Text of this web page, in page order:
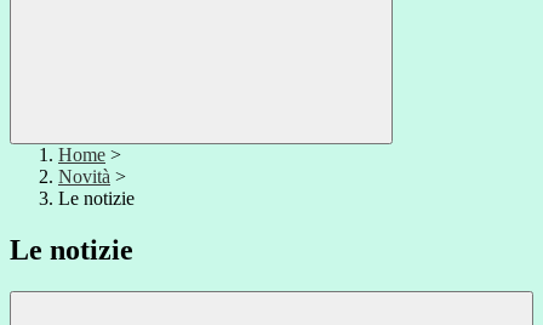
Home >
Novità >
Le notizie
Le notizie